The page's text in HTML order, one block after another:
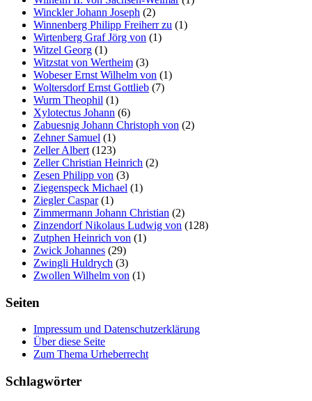
Winckler Johann Joseph (2)
Winnenberg Philipp Freiherr zu (1)
Wirtenberg Graf Jörg von (1)
Witzel Georg (1)
Witzstat von Wertheim (3)
Wobeser Ernst Wilhelm von (1)
Woltersdorf Ernst Gottlieb (7)
Wurm Theophil (1)
Xylotectus Johann (6)
Zabuesnig Johann Christoph von (2)
Zehner Samuel (1)
Zeller Albert (123)
Zeller Christian Heinrich (2)
Zesen Philipp von (3)
Ziegenspeck Michael (1)
Ziegler Caspar(1)
Zimmermann Johann Christian (2)
Zinzendorf Nikolaus Ludwig von (128)
Zutphen Heinrich von (1)
Zwick Johannes (29)
Zwingli Huldrych (3)
Zwollen Wilhelm von (1)
Seiten
Impressum und Datenschutzerklärung
Über diese Seite
Zum Thema Urheberrecht
Schlagwörter